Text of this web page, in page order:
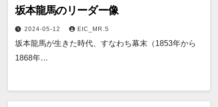
坂本龍馬のリーダー像
2024-05-12 EIC_MR.S
坂本龍馬が生きた時代、すなわち幕末（1853年から
1868年…